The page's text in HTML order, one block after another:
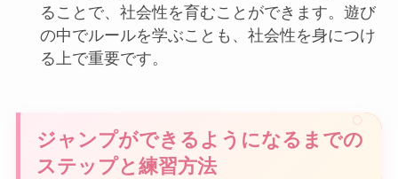
ることで、社会性を育むことができます。遊び
の中でルールを学ぶことも、社会性を身につけ
る上で重要です。
ジャンプができるようになるまでの
ステップと練習方法